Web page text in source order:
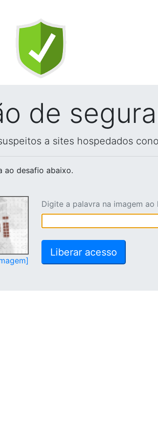
de
a sites hospedados
ao desafio abaixo.
Digite a palavra na imagem